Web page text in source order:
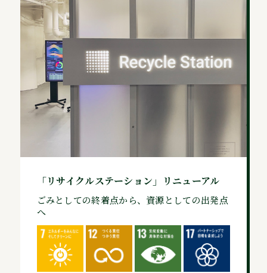
「リサイクルステーション」リニューアル
ごみとしての終着点から、資源としての出発点
へ